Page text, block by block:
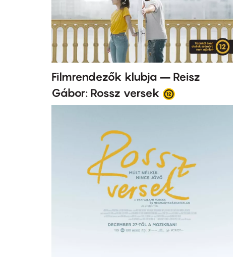
Filmrendezők klubja – Reisz
Gábor: Rossz versek